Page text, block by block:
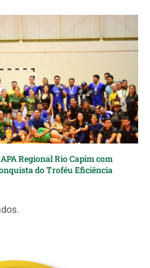
Regional Rio Capim com
do Troféu Eficiência